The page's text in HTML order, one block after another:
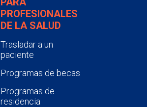
PROFESIONALES
DE LA SALUD
Trasladar a un
paciente
Programas de becas
Programas de
residencia